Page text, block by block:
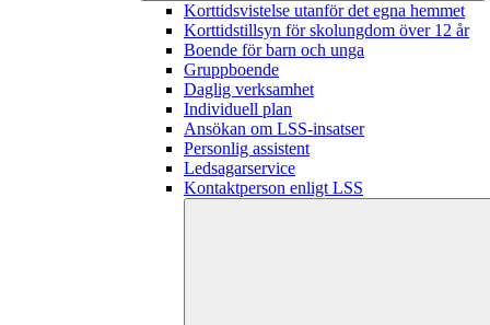
Korttidsvistelse utanför det egna hemmet
Korttidstillsyn för skolungdom över 12 år
Boende för barn och unga
Gruppboende
Daglig verksamhet
Individuell plan
Ansökan om LSS-insatser
Personlig assistent
Ledsagarservice
Kontaktperson enligt LSS